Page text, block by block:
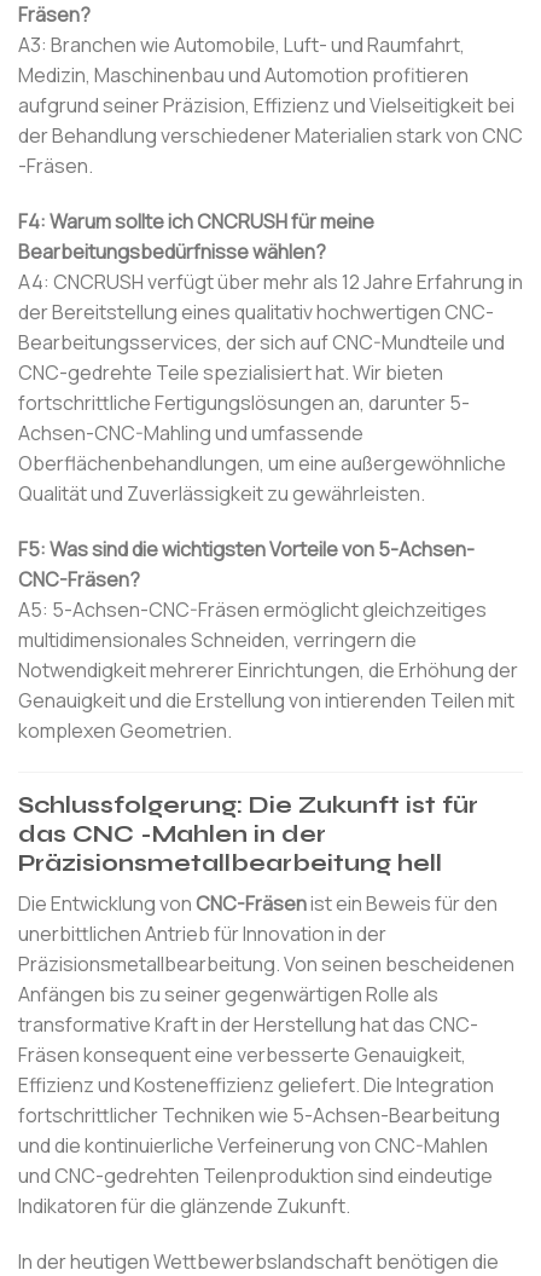
Fräsen?
A3: Branchen wie Automobile, Luft- und Raumfahrt,
Medizin, Maschinenbau und Automotion profitieren
aufgrund seiner Präzision, Effizienz und Vielseitigkeit bei
der Behandlung verschiedener Materialien stark von CNC
-Fräsen.
F4: Warum sollte ich CNCRUSH für meine
Bearbeitungsbedürfnisse wählen?
A4: CNCRUSH verfügt über mehr als 12 Jahre Erfahrung in
der Bereitstellung eines qualitativ hochwertigen CNC-
Bearbeitungsservices, der sich auf CNC-Mundteile und
CNC-gedrehte Teile spezialisiert hat. Wir bieten
fortschrittliche Fertigungslösungen an, darunter 5-
Achsen-CNC-Mahling und umfassende
Oberflächenbehandlungen, um eine außergewöhnliche
Qualität und Zuverlässigkeit zu gewährleisten.
F5: Was sind die wichtigsten Vorteile von 5-Achsen-
CNC-Fräsen?
A5: 5-Achsen-CNC-Fräsen ermöglicht gleichzeitiges
multidimensionales Schneiden, verringern die
Notwendigkeit mehrerer Einrichtungen, die Erhöhung der
Genauigkeit und die Erstellung von intierenden Teilen mit
komplexen Geometrien.
Schlussfolgerung: Die Zukunft ist für
das CNC -Mahlen in der
Präzisionsmetallbearbeitung hell
Die Entwicklung vonCNC-Fräsenist ein Beweis für den
unerbittlichen Antrieb für Innovation in der
Präzisionsmetallbearbeitung. Von seinen bescheidenen
Anfängen bis zu seiner gegenwärtigen Rolle als
transformative Kraft in der Herstellung hat das CNC-
Fräsen konsequent eine verbesserte Genauigkeit,
Effizienz und Kosteneffizienz geliefert. Die Integration
fortschrittlicher Techniken wie 5-Achsen-Bearbeitung
und die kontinuierliche Verfeinerung von CNC-Mahlen
und CNC-gedrehten Teilenproduktion sind eindeutige
Indikatoren für die glänzende Zukunft.
In der heutigen Wettbewerbslandschaft benötigen die